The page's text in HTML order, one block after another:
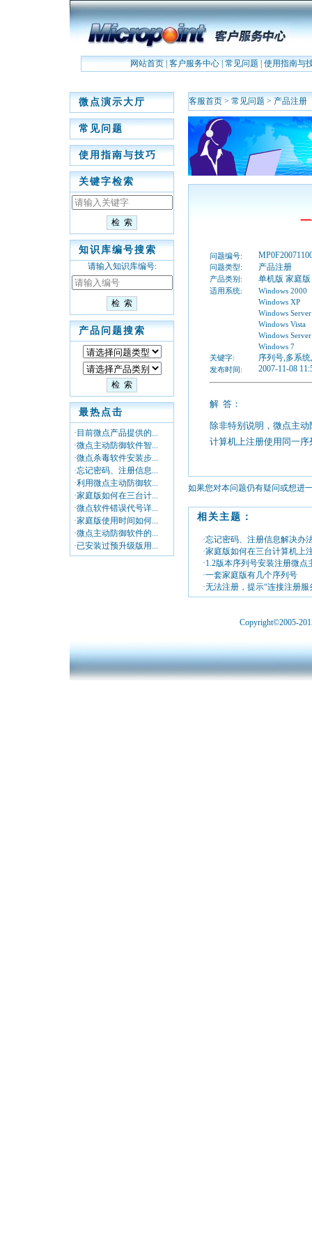
网站首页| 客户服务中心| 常见问题 使用指南与
微点演示大厅
常见问题
使用指南与技巧
关键字检索
知识库编号搜索
请输入知识库编号:
产品问题搜索
最热点击
·目前微点产品提供的...
·微点主动防御软件智...
·微点杀毒软件安装步...
·忘记密码、注册信息...
·利用微点主动防御软...
·家庭版如何在三台计...
·微点软件错误代号详...
·家庭版使用时间如何...
·微点主动防御软件的...
·已安装过预升级版用...
客服首页 > 常见问题 > 产品注册
问题编号:
问题类型: 产品注册
产品类别: 单机版 家庭版
适用系统:
Windows 2000
Windows XP
Windows
Windows Vista
Windows
Windows 7
关键字:
序列号,多系
发布时间: 2007-11-08
解 答：
除非特别说明，微点主
计算机上注册使用同一
如果您对本问题仍有疑问或想进
相关主题：
·忘记密码、注册信息解决办
·家庭版如何在三台计算机上
·1.2版本序列号安装注册微点
·一套家庭版有几个序列号
·无法注册，提示“连接注册服
Copyright©2005-